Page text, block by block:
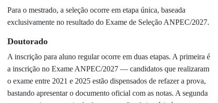
Para o mestrado, a seleção ocorre em etapa única, baseada
exclusivamente no resultado do Exame de Seleção ANPEC/2027.
Doutorado
A inscrição para aluno regularocorre em duas etapas. A primeira é
a inscrição no Exame ANPEC/2027 — candidatos que realizaram
o exame entre 2021 e 2025 estão dispensados de refazer a prova,
bastando apresentar o documento oficial com as notas. A segunda